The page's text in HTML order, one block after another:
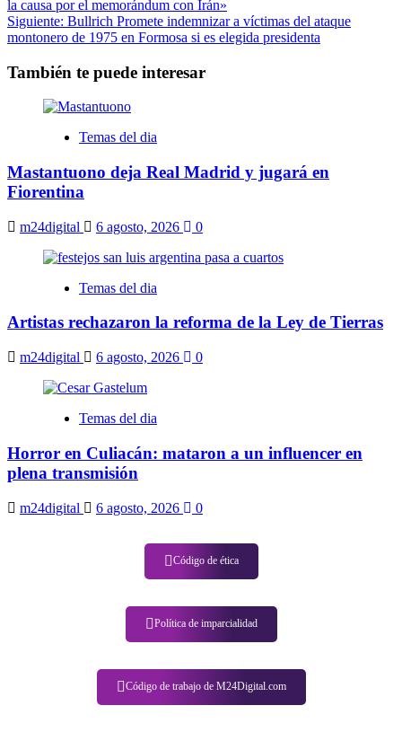
de
entradas
la causa por el memorándum con Irán»
Siguiente: Bullrich Promete indemnizar a víctimas del ataque
montonero de 1975 en Formosa si es elegida presidenta
También te puede interesar
Temas del dia
Mastantuono deja Real Madrid y jugará en
Fiorentina
m24digital 6 agosto, 2026 0
Temas del dia
Artistas rechazaron la reforma de la Ley de Tierras
m24digital 6 agosto, 2026 0
Temas del dia
Horror en Culiacán: mataron a un influencer en
plena transmisión
m24digital 6 agosto, 2026 0
Código de ética
Política de imparcialidad
Código de trabajo de M24Digital.com